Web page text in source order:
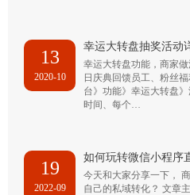
13
2020-10
幸运大转盘抽奖活动
幸运大转盘功能，商家
日庆典回馈员工、粉丝
台》功能》幸运大转盘
时间、每个…
19
2022-09
如何玩转微信小程序
今天和大家分享一下，
自己的私域转化？ 文章